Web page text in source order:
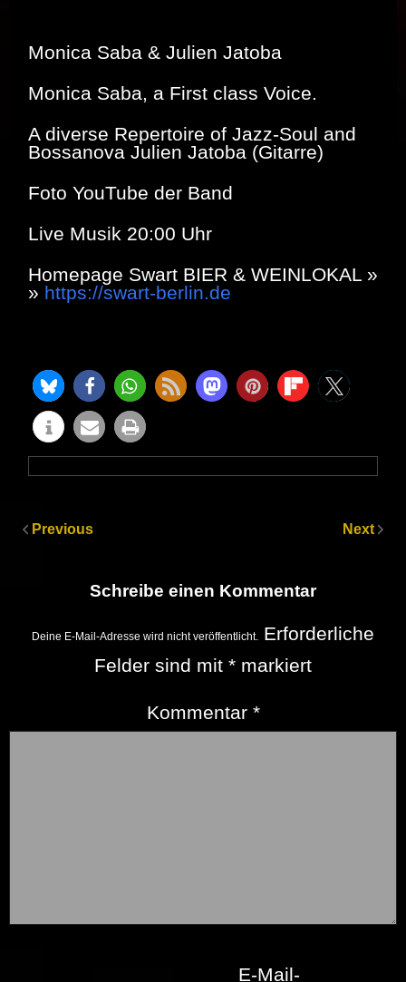
Monica Saba & Julien Jatoba
Monica Saba, a First class Voice.
A diverse Repertoire of Jazz-Soul and
Bossanova Julien Jatoba (Gitarre)
Foto YouTube der Band
Live Musik 20:00 Uhr
Homepage Swart BIER & WEINLOKAL »
» https://swart-berlin.de
Previous Next
Schreibe einen Kommentar
Deine E-Mail-Adresse wird nicht veröffentlicht. Erforderliche
Felder sind mit * markiert
Kommentar *
E-Mail-